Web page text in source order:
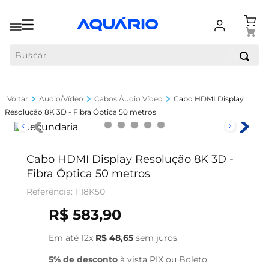
Audio/Vídeo Cabos Áudio Vídeo
Cabo HDMI Display
Resolução 8K 3D - Fibra Óptica 50 metros
Cabo HDMI Display Resolução 8K 3D -
Fibra Óptica 50 metros
FI8K50
R$ 583,90
Em até 12x R$ 48,65 sem juros
5% de desconto à vista PIX ou Boleto